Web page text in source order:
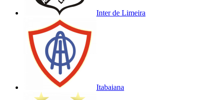
Inter de Limeira
Itabaiana